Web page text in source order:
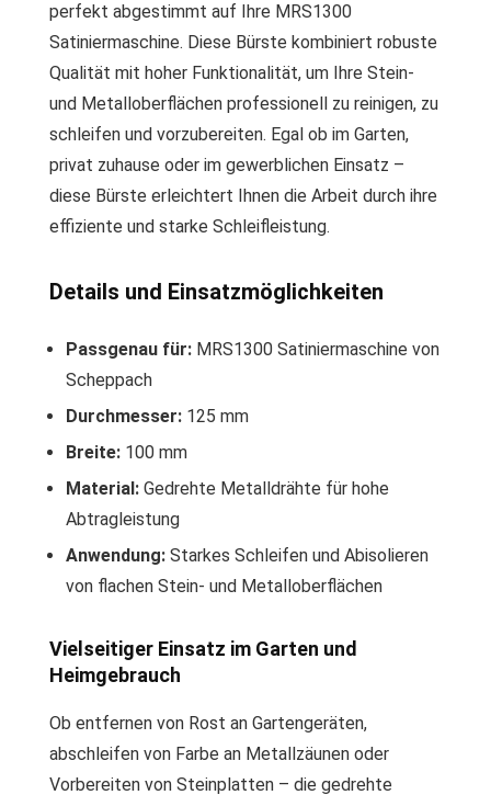
perfekt abgestimmt auf Ihre MRS1300
Satiniermaschine. Diese Bürste kombiniert robuste
Qualität mit hoher Funktionalität, um Ihre Stein-
und Metalloberflächen professionell zu reinigen, zu
schleifen und vorzubereiten. Egal ob im Garten,
privat zuhause oder im gewerblichen Einsatz –
diese Bürste erleichtert Ihnen die Arbeit durch ihre
effiziente und starke Schleifleistung.
Details und Einsatzmöglichkeiten
Passgenau für: MRS1300 Satiniermaschine von
Scheppach
Durchmesser: 125 mm
Breite: 100 mm
Material: Gedrehte Metalldrähte für hohe
Abtragleistung
Anwendung: Starkes Schleifen und Abisolieren
von flachen Stein- und Metalloberflächen
Vielseitiger Einsatz im Garten und
Heimgebrauch
Ob entfernen von Rost an Gartengeräten,
abschleifen von Farbe an Metallzäunen oder
Vorbereiten von Steinplatten – die gedrehte